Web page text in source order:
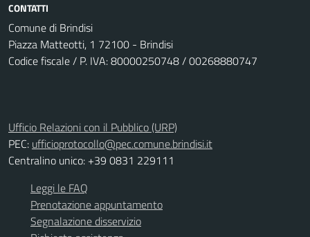
CONTATTI
Comune di Brindisi
Piazza Matteotti, 1 72100 - Brindisi
Codice fiscale / P. IVA: 80000250748 / 00268880747
Ufficio Relazioni con il Pubblico (URP)
PEC: ufficioprotocollo@pec.comune.brindisi.it
Centralino unico: +39 0831 229111
Leggi le FAQ
Prenotazione appuntamento
Segnalazione disservizio